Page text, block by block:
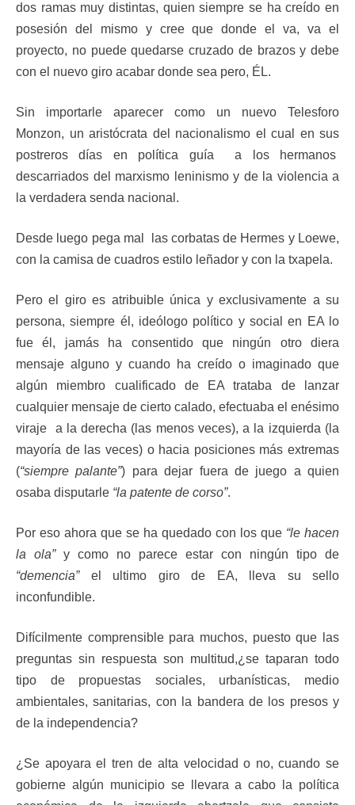
dos ramas muy distintas, quien siempre se ha creído en
posesión del mismo y cree que donde el va, va el
proyecto, no puede quedarse cruzado de brazos y debe
con el nuevo giro acabar donde sea pero, ÉL.
Sin importarle aparecer como un nuevo Telesforo
Monzon, un aristócrata del nacionalismo el cual en sus
postreros días en política guía a los hermanos
descarriados del marxismo leninismo y de la violencia a
la verdadera senda nacional.
Desde luego pega mal las corbatas de Hermes y Loewe,
con la camisa de cuadros estilo leñador y con la txapela.
Pero el giro es atribuible única y exclusivamente a su
persona, siempre él, ideólogo político y social en EA lo
fue él, jamás ha consentido que ningún otro diera
mensaje alguno y cuando ha creído o imaginado que
algún miembro cualificado de EA trataba de lanzar
cualquier mensaje de cierto calado, efectuaba el enésimo
viraje a la derecha (las menos veces), a la izquierda (la
mayoría de las veces) o hacia posiciones más extremas
(“siempre palante”) para dejar fuera de juego a quien
osaba disputarle “la patente de corso”.
Por eso ahora que se ha quedado con los que “le hacen
la ola”y como no parece estar con ningún tipo de
“demencia”el ultimo giro de EA, lleva su sello
inconfundible.
Difícilmente comprensible para muchos, puesto que las
preguntas sin respuesta son multitud,¿se taparan todo
tipo de propuestas sociales, urbanísticas, medio
ambientales, sanitarias, con la bandera de los presos y
de la independencia?
¿Se apoyara el tren de alta velocidad o no, cuando se
gobierne algún municipio se llevara a cabo la política